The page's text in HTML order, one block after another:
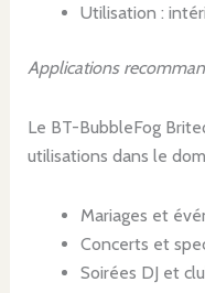
Utilisation :
Applications
Le BT-BubbleFog
utilisations dans le
Mariages et
Concerts et
Soirées DJ et